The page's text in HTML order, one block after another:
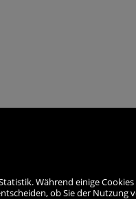
Während einige
ob Sie der